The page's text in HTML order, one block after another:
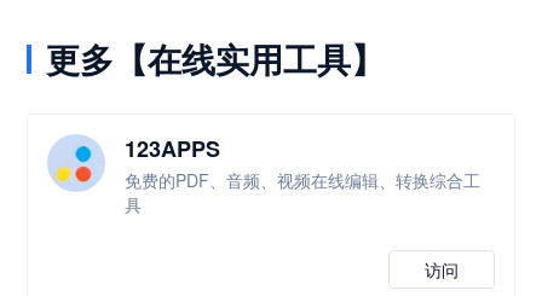
更多【在线实用工具】
123APPS
免费的PDF、音频、视频在线编辑、转换综合工
具
访问